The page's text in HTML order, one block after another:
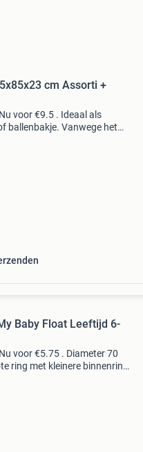
cm Assorti +
voor €9.5 . Ideaal als
ballenbakje. Vanwege het
Baby Float Leeftijd 6-
voor €5.75 . Diameter 70
ring met kleinere binnenring